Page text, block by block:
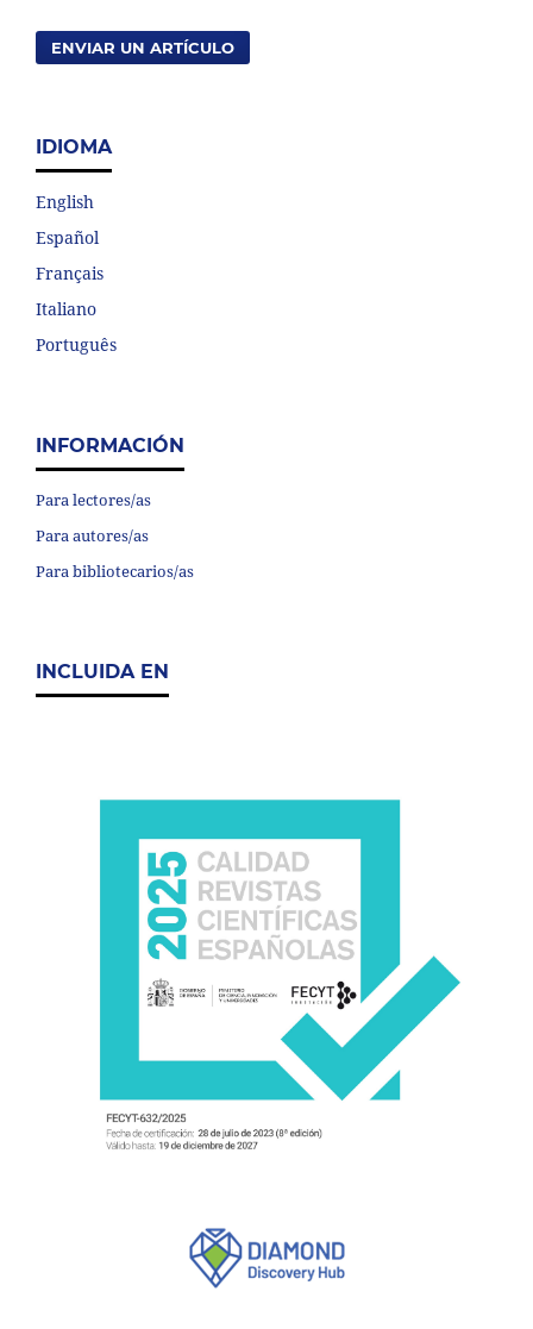
ENVIAR UN ARTÍCULO
IDIOMA
English
Español
Français
Italiano
Português
INFORMACIÓN
Para lectores/as
Para autores/as
Para bibliotecarios/as
INCLUIDA EN